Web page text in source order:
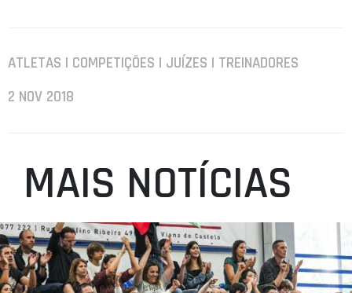
ATLETAS | COMPETIÇÕES | JUÍZES | TREINADORES
2 NOV 2018
MAIS NOTÍCIAS